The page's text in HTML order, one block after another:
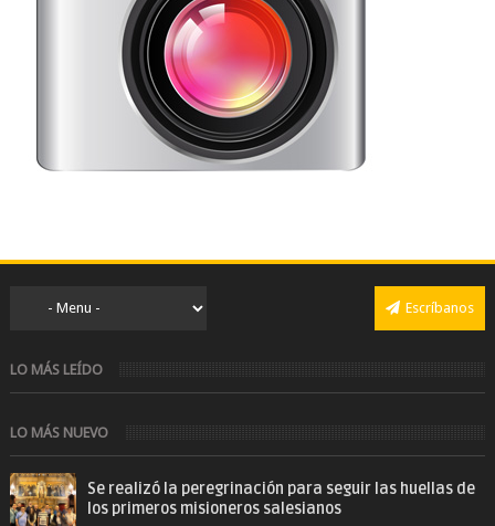
Escríbanos
LO MÁS LEÍDO
LO MÁS NUEVO
Se realizó la peregrinación para seguir las huellas de
los primeros misioneros salesianos